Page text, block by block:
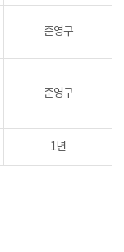
준영구
준영구
1년